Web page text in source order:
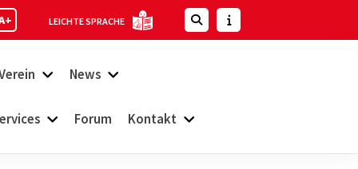
LEICHTE SPRACHE
News
Forum Kontakt